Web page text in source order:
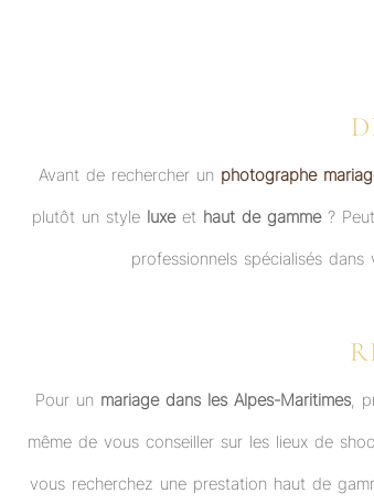
Avant de rechercher un photographe
plutôt un style luxeet haut de gamme?
professionnels spécialisés
Pour un mariage dans les Alpes-Maritimes,
même de vous conseiller sur les lieux de
vous recherchez une prestation haut de